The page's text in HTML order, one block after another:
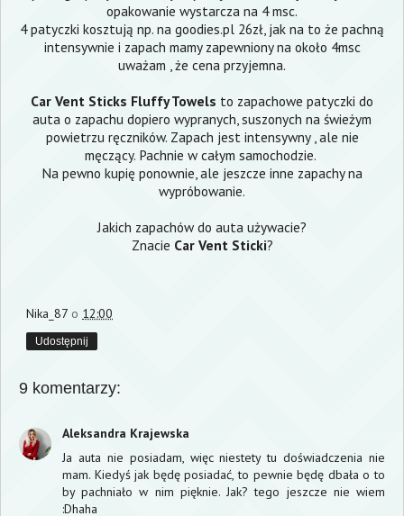
opakowanie wystarcza na 4 msc.
4 patyczki kosztują np. na goodies.pl 26zł, jak na to że pachną
intensywnie i zapach mamy zapewniony na około 4msc
uważam , że cena przyjemna.
Car Vent Sticks Fluffy Towels to zapachowe patyczki do
auta o zapachu dopiero wypranych, suszonych na świeżym
powietrzu ręczników. Zapach jest intensywny , ale nie
męczący. Pachnie w całym samochodzie.
Na pewno kupię ponownie, ale jeszcze inne zapachy na
wypróbowanie.
Jakich zapachów do auta używacie?
Znacie Car Vent Sticki?
Nika_87 o 12:00
Udostępnij
9 komentarzy:
Aleksandra Krajewska
Ja auta nie posiadam, więc niestety tu doświadczenia nie
mam. Kiedyś jak będę posiadać, to pewnie będę dbała o to
by pachniało w nim pięknie. Jak? tego jeszcze nie wiem
:Dhaha